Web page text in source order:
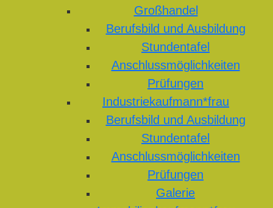
Großhandel
Berufsbild und Ausbildung
Stundentafel
Anschlussmöglichkeiten
Prüfungen
Industriekaufmann*frau
Berufsbild und Ausbildung
Stundentafel
Anschlussmöglichkeiten
Prüfungen
Galerie